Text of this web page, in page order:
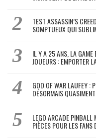
TEST ASSASSIN’S
SOMPTUEUX QUI
IL Y A 25 ANS, LA GAME
JOUEURS : EMPORTER
GOD OF WAR LAUFEY :
DÉSORMAIS
LEGO ARCADE
PIÈCES POUR LES FANS